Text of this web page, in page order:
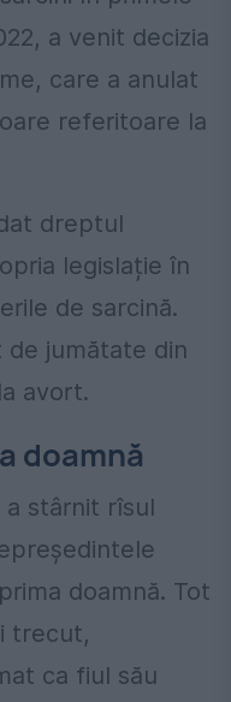
a venit decizia
care a anulat
referitoare la
dreptul
legislație în
de sarcină.
de jumătate din
avort.
doamnă
a stârnit rîsul
doamnă. Tot
trecut,
ca fiul său